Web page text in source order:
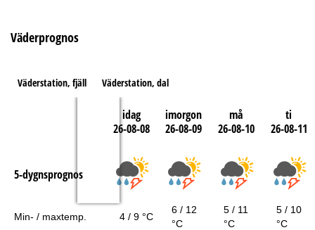
Väderprognos
Väderstation, fjäll Väderstation, dal
idag
26-08-08
imorgon
26-08-09
må
26-08-10
ti
26-08-11
5-dygnsprognos
Min- / maxtemp. 4 / 9 °C
6 / 12
°C
5 / 11
°C
5 / 10
°C